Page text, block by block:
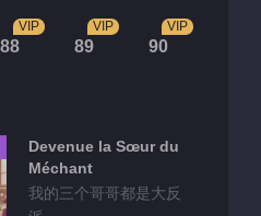
88
VIP
89
VIP
90
VIP
Devenue la Sœur du
Méchant
我的三个哥哥都是大反